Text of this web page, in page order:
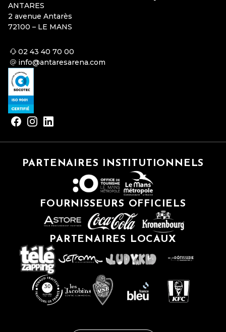
ANTARES
2 avenue Antarès
72100 – LE MANS
02 43 40 70 00
info@antaresarena.com
PARTENAIRES INSTITUTIONNELS
FOURNISSEURS OFFICIELS
PARTENAIRES LOCAUX